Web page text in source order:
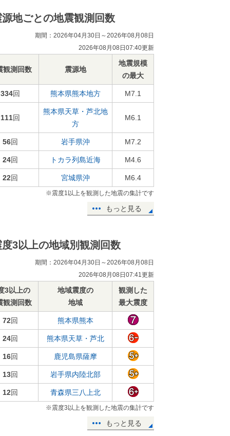
源地ごとの地震観測回数
期間：2026年04月30日～2026年08月08日
2026年08月08日07:40更新
観測回数 震源地
地震規模
の最大
334回 熊本県熊本地方 M7.1
111回
熊本県天草・芦北地
方
M6.1
56回 岩手県沖 M7.2
24回 トカラ列島近海 M4.6
22回 宮城県沖 M6.4
※震度1以上を観測した地震の集計です
もっと見る
度3以上の地域別観測回数
期間：2026年04月30日～2026年08月08日
2026年08月08日07:41更新
3以上の
観測回数
地域震度の
地域
観測した
最大震度
72回 熊本県熊本
24回 熊本県天草・芦北
16回 鹿児島県薩摩
13回 岩手県内陸北部
12回 青森県三八上北
※震度3以上を観測した地震の集計です
もっと見る